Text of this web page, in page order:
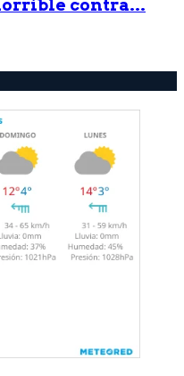
contra...